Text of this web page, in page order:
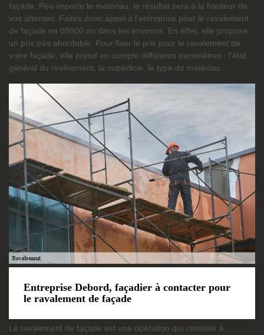
façade. Peu importe le matériau, le résultat sera à la hauteur de
vos attentes. Faites donc appel à l’entreprise pour le ravalement
de façade en 09800 ou dans les environs. En effet, elle propose
un prix très abordable. Pour fixer le prix pour le ravalement de
votre façade, elle prend en compte différents paramètres : l’état
général du revêtement, la superficie, le type de matériau…
Entreprise Debord, façadier à contacter pour
le ravalement de façade
Le ravalement de façade est une opération qui consiste à